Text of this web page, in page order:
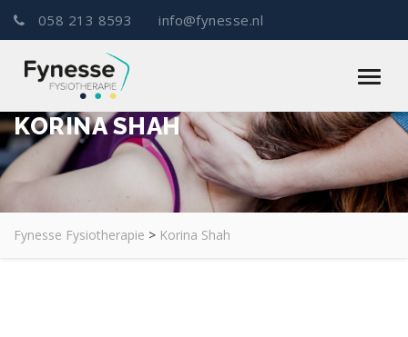
058 213 8593 info@fynesse.nl
KORINA SHAH
Fynesse Fysiotherapie > Korina Shah